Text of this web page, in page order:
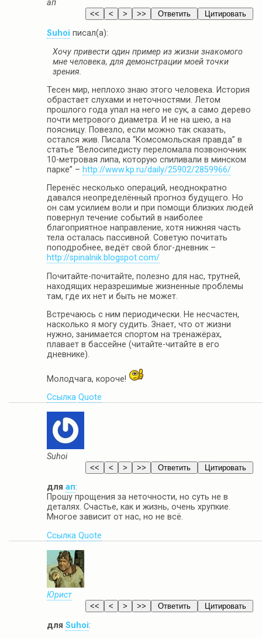
ап
Suhoi писал(а):
Хочу привести один пример из жизни знакомого
мне человека, для демонстрации моей точки
зрения.
Тесен мир, неплохо знаю этого человека. История
обрастает слухами и неточностями. Летом
прошлого года упал на него не сук, а само дерево
почти метрового диаметра. И не на шею, а на
поясницу. Повезло, если можно так сказать,
остался жив. Писала “Комсомольская правда” в
статье “Велосипедисту переломала позвоночник
10-метровая липа, которую спиливали в минском
парке” – http://www.kp.ru/daily/25902/2859966/
Перенёс несколько операций, неоднократно
давался неопределённый прогноз будущего. Но
он сам усилием воли и при помощи близких людей
повернул течение событий в наиболее
благоприятное направление, хотя нижняя часть
тела осталась пассивной. Советую почитать
поподробнее, ведёт свой блог-дневник –
http://spinalnik.blogspot.com/
Почитайте-почитайте, полезно для нас, трутней,
находящих неразрешимые жизненные проблемы
там, где их нет и быть не может.
Встречаюсь с ним периодически. Не несчастен,
насколько я могу судить. Знает, что от жизни
нужно, занимается спортом на тренажёрах,
плавает в бассейне (читайте-читайте в его
дневнике).
Молодчага, короче!
Ссылка Quote
Suhoi
для ап:
Прошу прощения за неточности, но суть не в
деталях. Счастье, как и жизнь, очень хрупкие.
Многое зависит от нас, но не всё.
Ссылка Quote
Юрист
для Suhoi: